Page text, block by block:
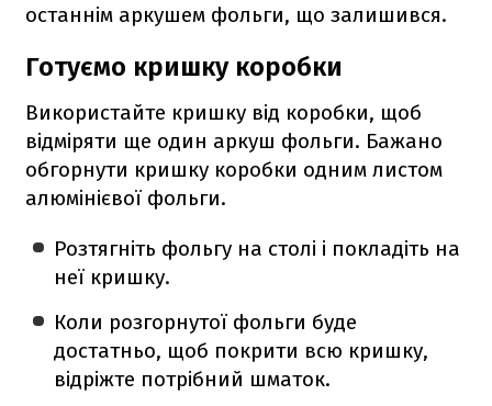
останнім аркушем фольги, що залишився.
Готуємо кришку коробки
Використайте кришку від коробки, щоб
відміряти ще один аркуш фольги. Бажано
обгорнути кришку коробки одним листом
алюмінієвої фольги.
Розтягніть фольгу на столі і покладіть на
неї кришку.
Коли розгорнутої фольги буде
достатньо, щоб покрити всю кришку,
відріжте потрібний шматок.